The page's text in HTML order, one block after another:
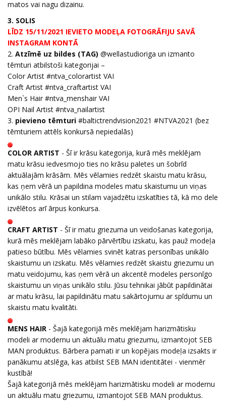
matos vai nagu dizainu.
3. SOLIS
LĪDZ 15/11/2021 IEVIETO MODEĻA FOTOGRĀFIJU SAVĀ
INSTAGRAM KONTĀ
2. Atzīmē uz bildes (TAG) @wellastudioriga un izmanto
tēmturi atbilstoši kategorijai –
Color Artist #ntva_colorartist VAI
Craft Artist #ntva_craftartist VAI
Men`s Hair #ntva_menshair VAI
OPI Nail Artist #ntva_nailartist
3. pievieno tēmturi #baltictrendvision2021 #NTVA2021 (bez
tēmturiem attēls konkursā nepiedalās)
COLOR ARTIST - Šī ir krāsu kategorija, kurā mēs meklējam
matu krāsu iedvesmojo ties no krāsu paletes un šobrīd
aktuālajām krāsām. Mēs vēlamies redzēt skaistu matu krāsu,
kas ņem vērā un papildina modeles matu skaistumu un viņas
unikālo stilu. Krāsai un stilam vajadzētu izskatīties tā, kā mo dele
izvēlētos arī ārpus konkursa.
CRAFT ARTIST - Šī ir matu griezuma un veidošanas kategorija,
kurā mēs meklējam labāko pārvērtību izskatu, kas pauž modeļa
patieso būtību. Mēs vēlamies svinēt katras personības unikālo
skaistumu un izskatu. Mēs vēlamies redzēt skaistu griezumu un
matu veidojumu, kas ņem vērā un akcentē modeles personīgo
skaistumu un viņas unikālo stilu. Jūsu tehnikai jābūt papildinātai
ar matu krāsu, lai papildinātu matu sakārtojumu ar spīdumu un
skaistu matu kvalitāti.
MENS HAIR - Šajā kategorijā mēs meklējam harizmātisku
modeli ar modernu un aktuālu matu griezumu, izmantojot SEB
MAN produktus. Bārbera pamati ir un kopējais modeļa izsakts ir
panākumu atslēga, kas atbilst SEB MAN identitātei - vienmēr
kustībā!
Šajā kategorijā mēs meklējam harizmātisku modeli ar modernu
un aktuālu matu griezumu, izmantojot SEB MAN produktus.